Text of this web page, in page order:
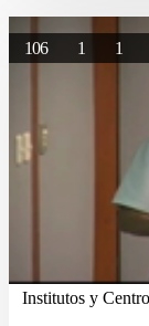
106 1 1
Institutos y